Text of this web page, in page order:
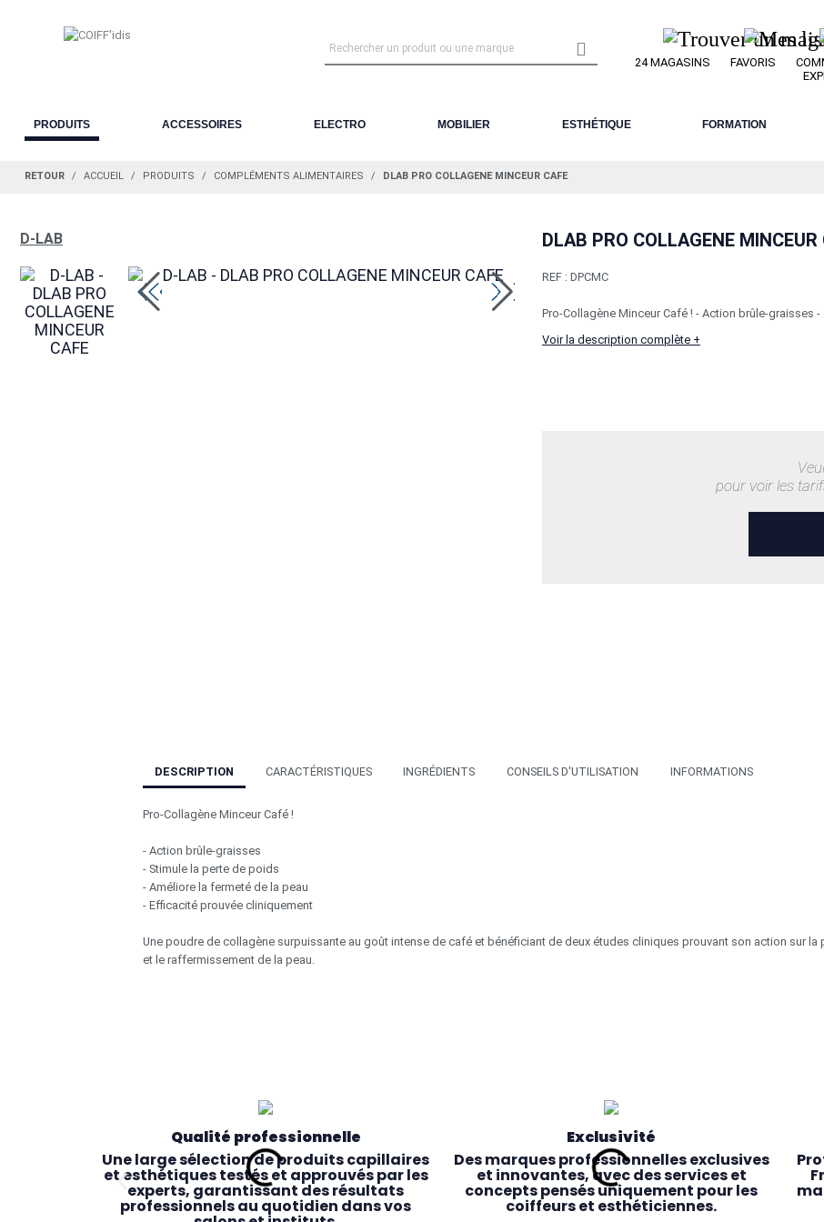

24 MAGASINS FAVORIS
PRODUITS ACCESSOIRES ELECTRO MOBILIER ESTHÉTIQUE FORMATION
RETOUR ACCUEIL PRODUITS COMPLÉMENTS ALIMENTAIRES DLAB PRO COLLAGENE MINCEUR CAFE
D-LAB DLAB PRO COLLAGENE MINCEUR
REF : DPCMC
Pro-Collagène Minceur Café ! - Action brûle-graisses
Voir la description complète +
pour voir les
DESCRIPTION CARACTÉRISTIQUES INGRÉDIENTS CONSEILS D'UTILISATION INFORMATIONS
Pro-Collagène Minceur Café !
- Action brûle-graisses
- Stimule la perte de poids
- Améliore la fermeté de la peau
- Efficacité prouvée cliniquement
Une poudre de collagène surpuissante au goût intense de café et bénéficiant de deux études cliniques prouvant son action sur
et le raffermissement de la peau.
Qualité professionnelle
Une large sélection de produits capillaires
et esthétiques testés et approuvés par les
experts, garantissant des résultats
professionnels au quotidien dans vos
Exclusivité
Des marques professionnelles exclusives
et innovantes, avec des services et
concepts pensés uniquement pour les
coiffeurs et esthéticiennes.